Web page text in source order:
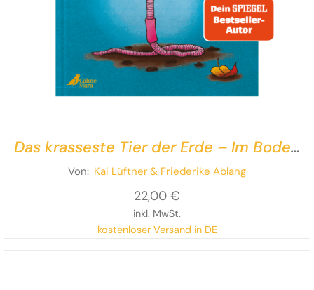
Das krasseste Tier der Erde – Im Boden
ist der Wurm drin!
Von: Kai Lüftner& Friederike Ablang
22,00 €
inkl. MwSt.
kostenloser Versand in DE